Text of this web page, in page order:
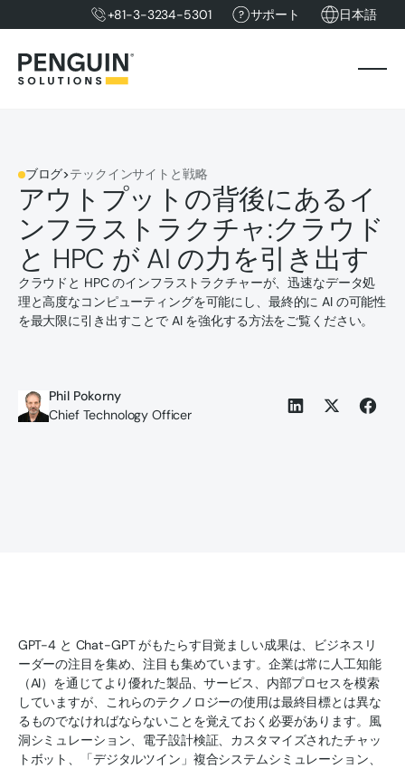
+81-3-3234-5301 サポート 日本語
ブログ>テックインサイトと戦略
アウトプットの背後にあるイ
ンフラストラクチャ:クラウド
と HPC が AI の力を引き出す
クラウドと HPC のインフラストラクチャーが、迅速なデータ処
理と高度なコンピューティングを可能にし、最終的に AI の可能性
を最大限に引き出すことで AI を強化する方法をご覧ください。
Phil Pokorny
Chief Technology Officer
GPT-4 と Chat-GPT がもたらす目覚ましい成果は、ビジネスリ
ーダーの注目を集め、注目も集めています。企業は常に人工知能
（AI）を通じてより優れた製品、サービス、内部プロセスを模索
していますが、これらのテクノロジーの使用は最終目標とは異な
るものでなければならないことを覚えておく必要があります。風
洞シミュレーション、電子設計検証、カスタマイズされたチャッ
トボット、「デジタルツイン」複合システムシミュレーション、